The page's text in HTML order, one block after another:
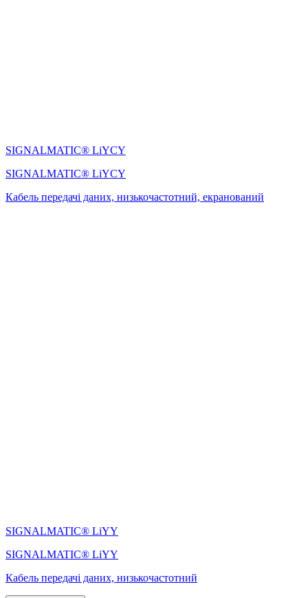
SIGNALMATIC® LiYCY
SIGNALMATIC® LiYCY
Кабель передачі даних, низькочастотний, екранований
SIGNALMATIC® LiYY
SIGNALMATIC® LiYY
Кабель передачі даних, низькочастотний